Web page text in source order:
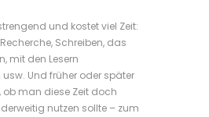
und kostet viel Zeit:
Schreiben, das
mit den Lesern
Und früher oder später
man diese Zeit doch
nutzen sollte – zum